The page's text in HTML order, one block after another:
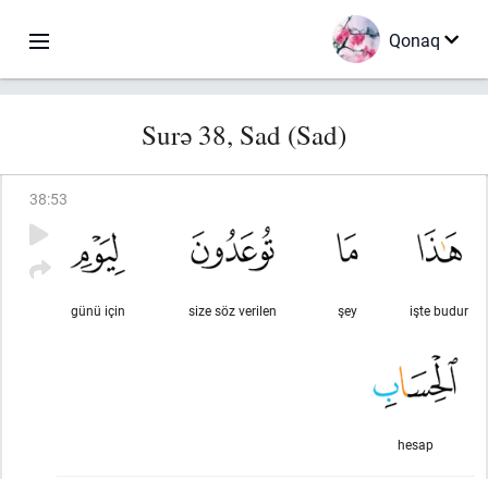
Qonaq
Surə 38, Sad (Sad)
38:53
işte budur
şey
size söz verilen
günü için
hesap